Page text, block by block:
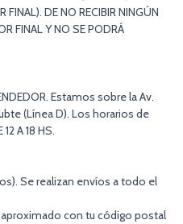
DE NO RECIBIR NINGÚN
FINAL Y NO SE PODRÁ
Estamos sobre la Av.
(Línea D). Los horarios de
A 18 HS.
Se realizan envíos a todo el
con tu código postal